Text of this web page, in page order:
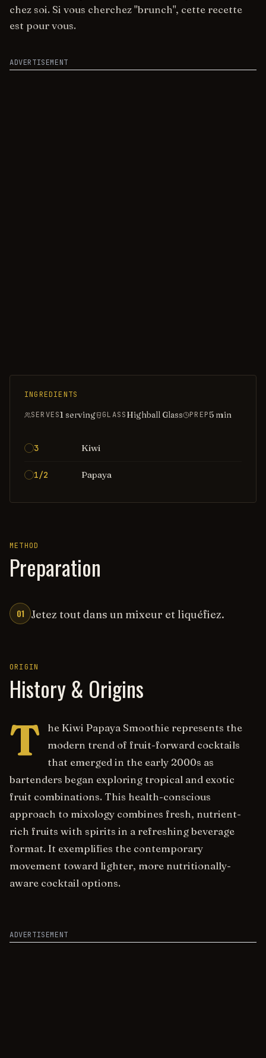
chez soi. Si vous cherchez "brunch", cette recette
est pour vous.
ADVERTISEMENT
INGREDIENTS
SERVES1 serving GLASSHighball Glass PREP5 min
3 Kiwi
1/2 Papaya
METHOD
Preparation
01 Jetez tout dans un mixeur et liquéfiez.
ORIGIN
History & Origins
T
he Kiwi Papaya Smoothie represents the
modern trend of fruit-forward cocktails
that emerged in the early 2000s as
bartenders began exploring tropical and exotic
fruit combinations. This health-conscious
approach to mixology combines fresh, nutrient-
rich fruits with spirits in a refreshing beverage
format. It exemplifies the contemporary
movement toward lighter, more nutritionally-
aware cocktail options.
ADVERTISEMENT